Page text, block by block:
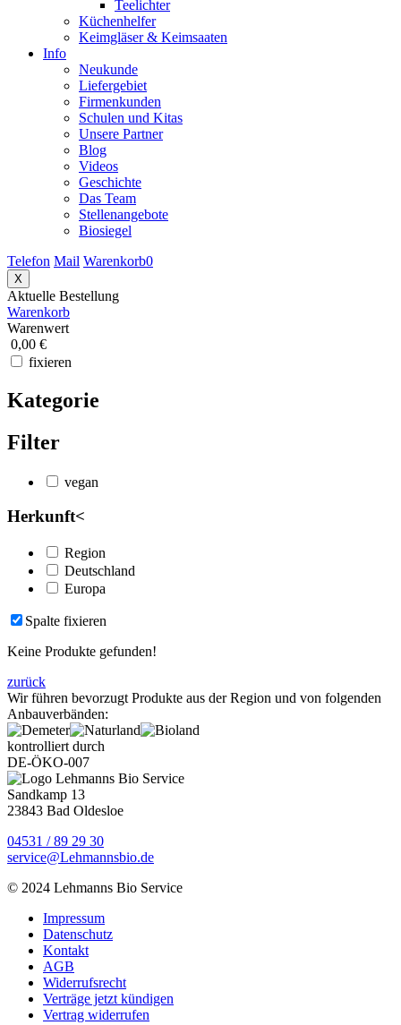
Teelichter
Küchenhelfer
Keimgläser & Keimsaaten
Info
Neukunde
Liefergebiet
Firmenkunden
Schulen und Kitas
Unsere Partner
Blog
Videos
Geschichte
Das Team
Stellenangebote
Biosiegel
Telefon Mail Warenkorb0
X
Aktuelle Bestellung
Warenkorb
Warenwert
0,00 €
fixieren
Kategorie
Filter
vegan
Herkunft<
Region
Deutschland
Europa
Spalte fixieren
Keine Produkte gefunden!
zurück
Wir führen bevorzugt Produkte aus der Region und von folgenden
Anbauverbänden:
kontrolliert durch
DE-ÖKO-007
Sandkamp 13
23843 Bad Oldesloe
04531 / 89 29 30
service@Lehmannsbio.de
© 2024 Lehmanns Bio Service
Impressum
Datenschutz
Kontakt
AGB
Widerrufsrecht
Verträge jetzt kündigen
Vertrag widerrufen